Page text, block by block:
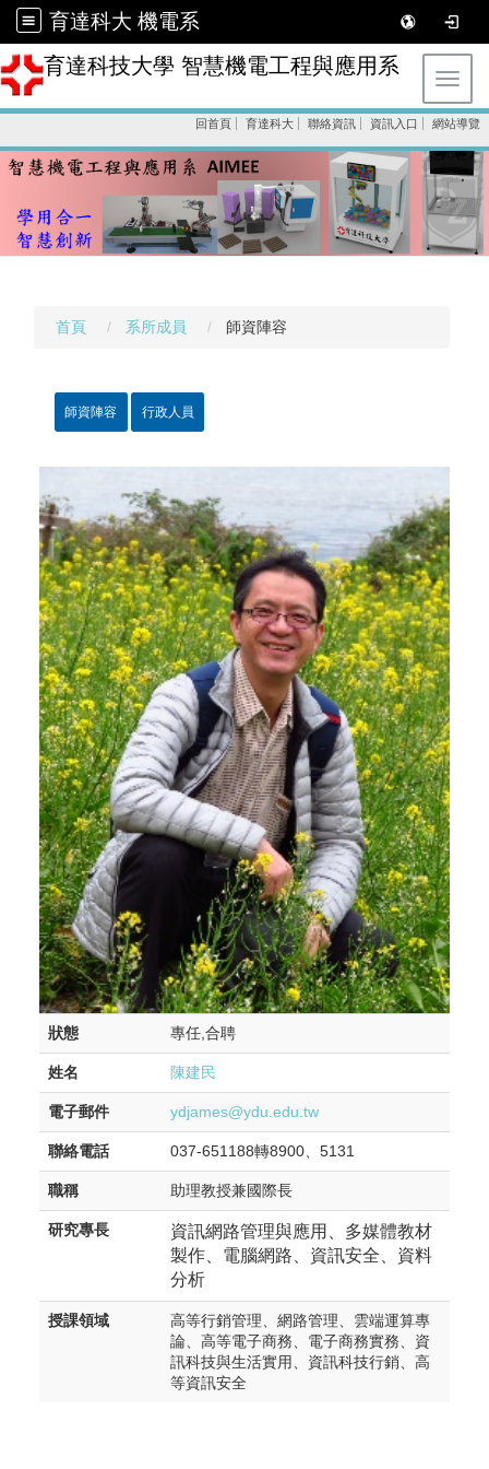
育達科大 機電系
育達科技大學 智慧機電工程與應用系
回首頁 育達科大 聯絡資訊 資訊入口 網站導覽
首頁 系所成員 師資陣容
師資陣容 行政人員
狀態 專任,合聘
姓名 陳建民
電子郵件 ydjames@ydu.edu.tw
聯絡電話 037-651188轉8900、5131
職稱 助理教授兼國際長
研究專長
資訊網路管理與應用、多媒體教材
製作、電腦網路、資訊安全、資料
分析
授課領域
高等行銷管理、網路管理、雲端運算專
論、高等電子商務、電子商務實務、資
訊科技與生活實用、資訊科技行銷、高
等資訊安全